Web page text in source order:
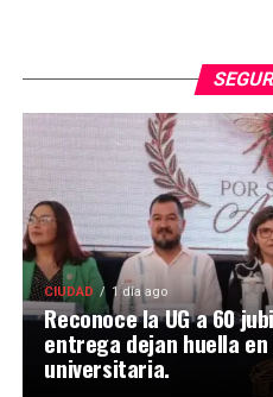
CIUDAD 1 día ago
Reconoce la UG a 60
entrega dejan huella
universitaria.